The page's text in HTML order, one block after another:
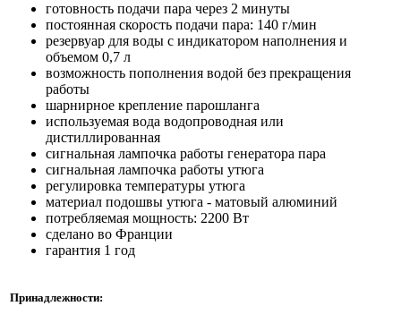
готовность подачи пара через 2 минуты
постоянная скорость подачи пара: 140 г/мин
резервуар для воды с индикатором наполнения и
объемом 0,7 л
возможность пополнения водой без прекращения
работы
шарнирное крепление парошланга
используемая вода водопроводная или
дистиллированная
сигнальная лампочка работы генератора пара
сигнальная лампочка работы утюга
регулировка температуры утюга
материал подошвы утюга - матовый алюминий
потребляемая мощность: 2200 Вт
сделано во Франции
гарантия 1 год
Принадлежности: